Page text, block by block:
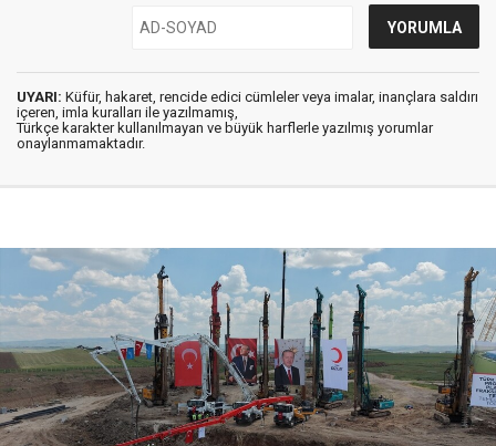
UYARI: Küfür, hakaret, rencide edici cümleler veya imalar, inançlara saldırı
içeren, imla kuralları ile yazılmamış,
Türkçe karakter kullanılmayan ve büyük harflerle yazılmış yorumlar
onaylanmamaktadır.